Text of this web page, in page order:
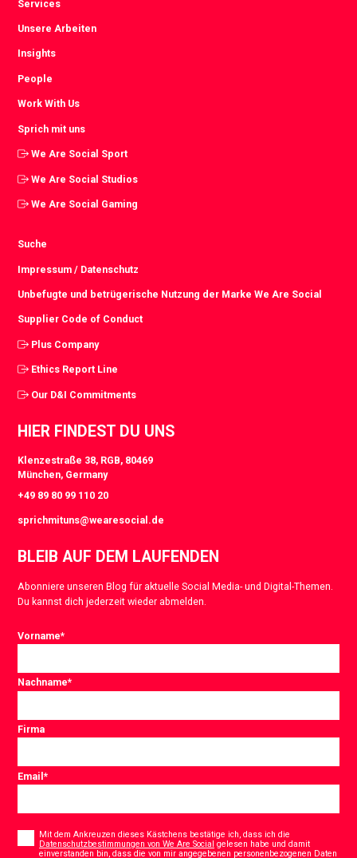
Services
Unsere Arbeiten
Insights
People
Work With Us
Sprich mit uns
We Are Social Sport
We Are Social Studios
We Are Social Gaming
Suche
Impressum / Datenschutz
Unbefugte und betrügerische Nutzung der Marke We Are Social
Supplier Code of Conduct
Plus Company
Ethics Report Line
Our D&I Commitments
HIER FINDEST DU UNS
Klenzestraße 38, RGB, 80469
München, Germany
+49 89 80 99 110 20
sprichmituns@wearesocial.de
BLEIB AUF DEM LAUFENDEN
Abonniere unseren Blog für aktuelle Social Media- und Digital-Themen.
Du kannst dich jederzeit wieder abmelden.
Vorname*
Nachname*
Firma
Email*
Mit dem Ankreuzen dieses Kästchens bestätige ich, dass ich die
Datenschutzbestimmungen von We Are Social gelesen habe und damit
einverstanden bin, dass die von mir angegebenen personenbezogenen Daten